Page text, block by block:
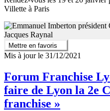
Villette à Paris
Mettre en favoris
Mis à jour le 31/12/2021
Forum Franchise
faire de Lyon la 2e
franchise »